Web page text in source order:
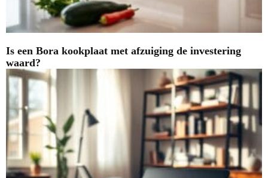
Is een Bora kookplaat met afzuiging de investering
waard?